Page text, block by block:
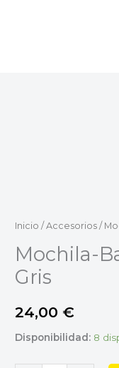
Inicio / Accesorios /
Mochila-
Gris
24,00 €
Disponibilidad: 8